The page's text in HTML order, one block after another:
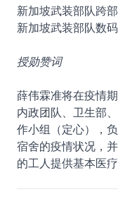
新加坡武装部队跨
新加坡武装部队数
授勋赞词
薛伟霖准将在疫情
内政团队、卫生部
作小组（定心），
宿舍的疫情状况，
的工人提供基本医